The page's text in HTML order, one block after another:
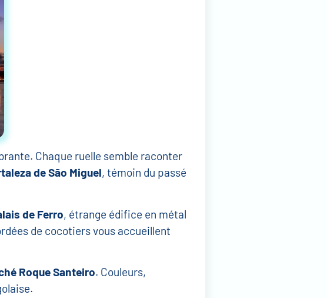
Chaque ruelle semble raconter
de São Miguel, témoin du passé
de Ferro, étrange édifice en métal
de cocotiers vous accueillent
Roque Santeiro. Couleurs,